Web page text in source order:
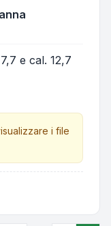
e cal. 12,7
i file